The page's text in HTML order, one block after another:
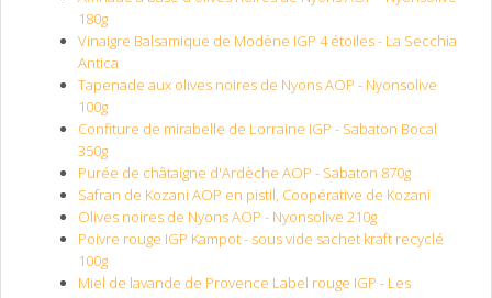
180g
Vinaigre Balsamique de Modène IGP 4 étoiles - La Secchia
Antica
Tapenade aux olives noires de Nyons AOP - Nyonsolive
100g
Confiture de mirabelle de Lorraine IGP - Sabaton Bocal
350g
Purée de châtaigne d'Ardèche AOP - Sabaton 870g
Safran de Kozani AOP en pistil, Coopérative de Kozani
Olives noires de Nyons AOP - Nyonsolive 210g
Poivre rouge IGP Kampot - sous vide sachet kraft recyclé
100g
Miel de lavande de Provence Label rouge IGP - Les